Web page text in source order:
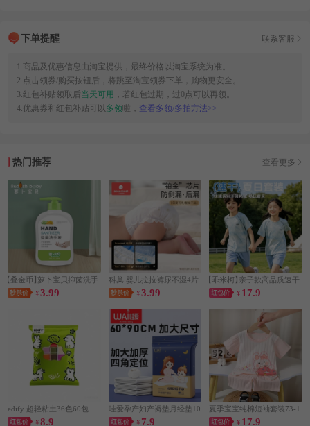
下单提醒 联系客服
1.商品及优惠信息由淘宝提供，最终价格以淘宝系统为准。
2.点击领券/购买按钮后，将跳至淘宝领券下单，购物更安全。
3.红包补贴领取后 当天可用 ，若红包过期，过0点可以再领。
4.优惠券和红包补贴可以多领 啦， 查看多领/多拍方法>>
热门推荐 查看更多
【叠金币】萝卜宝贝抑菌洗手
液500g ¥3.99
科巢 婴儿拉拉裤尿不湿4片
¥3.99
【乖米柯】亲子款高品质速干
套装
¥ 17.9
edify 超轻粘土36色60包
¥8.9
哇爱孕产妇产褥垫月经垫10
片
¥ 7.9
夏季宝宝纯棉短袖套装73-1
30码
¥ 17.9